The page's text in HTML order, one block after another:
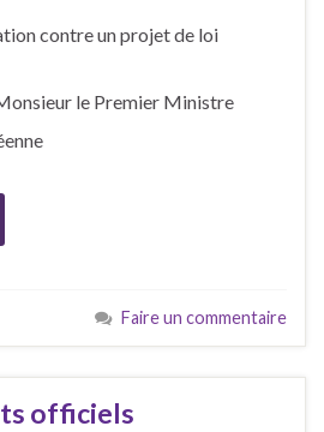
contre un projet de loi
le Premier Ministre
Faire un commentaire
officiels